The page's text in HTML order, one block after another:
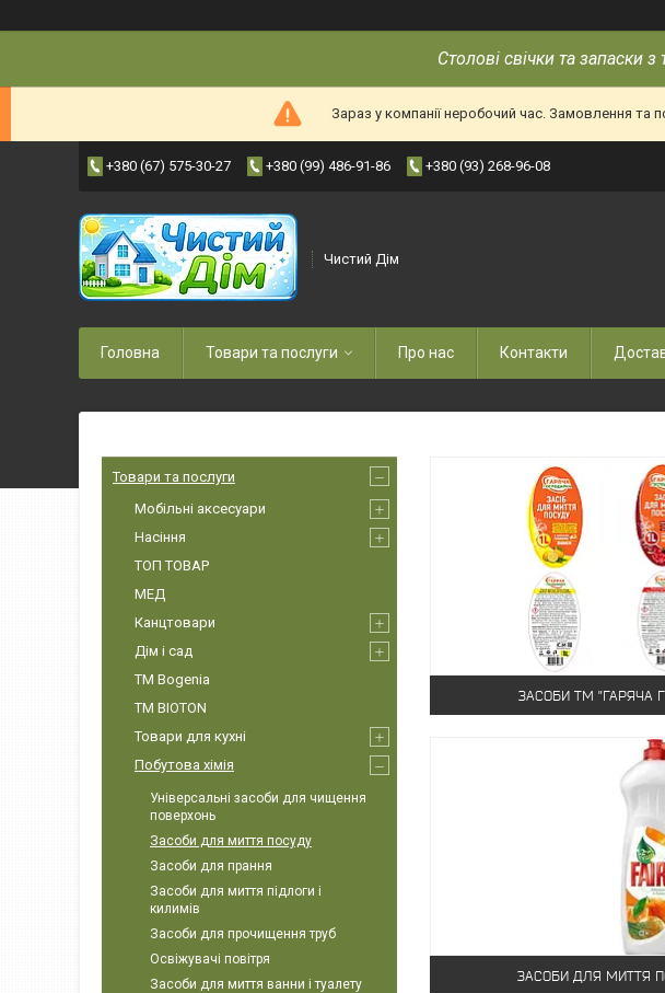
Столові свічки та запаски
Зараз у компанії неробочий час. Замовлення та
+380 (67) 575-30-27 +380 (99) 486-91-86 +380 (93) 268-96-08
Чистий Дім
Головна Товари та послуги Про нас Контакти
ЗАСОБИ ТМ "ГАРЯЧА
ЗАСОБИ ДЛЯ МИТТЯ
Товари та послуги
Мобільні аксесуари
Насіння
ТОП ТОВАР
МЕД
Канцтовари
Дім і сад
ТМ Bogenia
ТМ BIOTON
Товари для кухні
Побутова хімія
Універсальні засоби для чищення
поверхонь
Засоби для миття посуду
Засоби для прання
Засоби для миття підлоги і
килимів
Засоби для прочищення труб
Освіжувачі повітря
Засоби для миття ванни і туалету